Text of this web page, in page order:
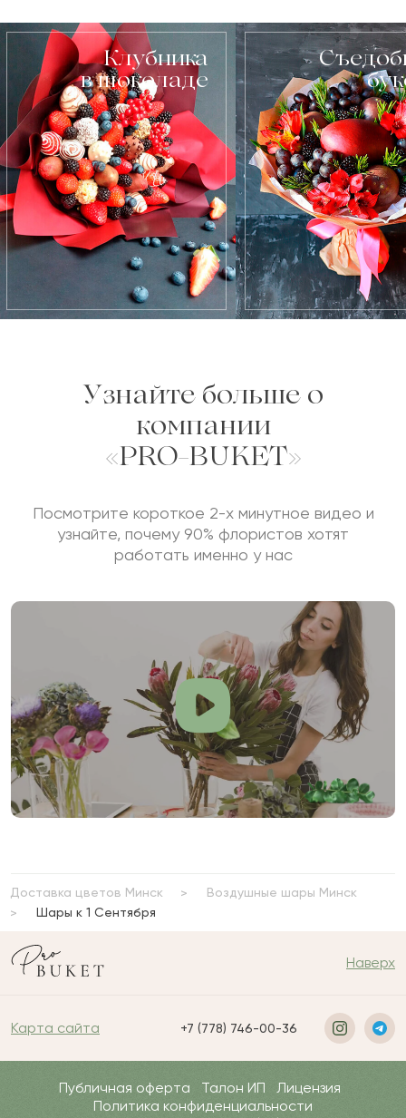
Клубника
в шоколаде
Узнайте больше о
компании
«PRO-BUKET»
Посмотрите короткое 2-х минутное видео и
узнайте, почему 90% флористов хотят
работать именно у нас
Доставка цветов Минск
Воздушные шары Минск
Шары к 1 Сентября
Наверх
Карта сайта +7 (778) 746-00-36
Публичная оферта Талон ИП
Лицензия
Политика конфиденциальности